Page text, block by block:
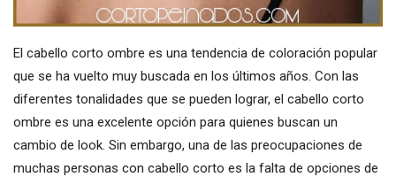
El cabello corto ombre es una tendencia de coloración popular
que se ha vuelto muy buscada en los últimos años. Con las
diferentes tonalidades que se pueden lograr, el cabello corto
ombre es una excelente opción para quienes buscan un
cambio de look. Sin embargo, una de las preocupaciones de
muchas personas con cabello corto es la falta de opciones de